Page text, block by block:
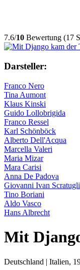
7.6/10 Bewertung (17
Darsteller:
Franco Nero
Tina Aumont
Klaus Kinski
Guido Lollobrigida
Franco Ressel
Karl Schönböck
Alberto Dell'Acqua
Marcella Valeri
Maria Mizar
Mara Carisi
Anna De Padova
Giovanni Ivan
Tino Boriani
Aldo Vasco
Hans Albrecht
Mit
Deutschland | Italien,